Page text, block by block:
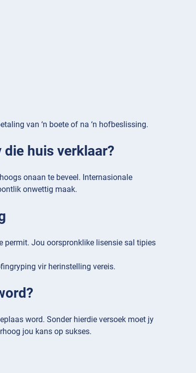
van ‘n boete of na ‘n hofbeslissing.
die huis verklaar?
onaan te beveel. Internasionale
onwettig maak.
permit. Jou oorspronklike lisensie sal tipies
vir herinstelling vereis.
word. Sonder hierdie versoek moet jy
jou kans op sukses.